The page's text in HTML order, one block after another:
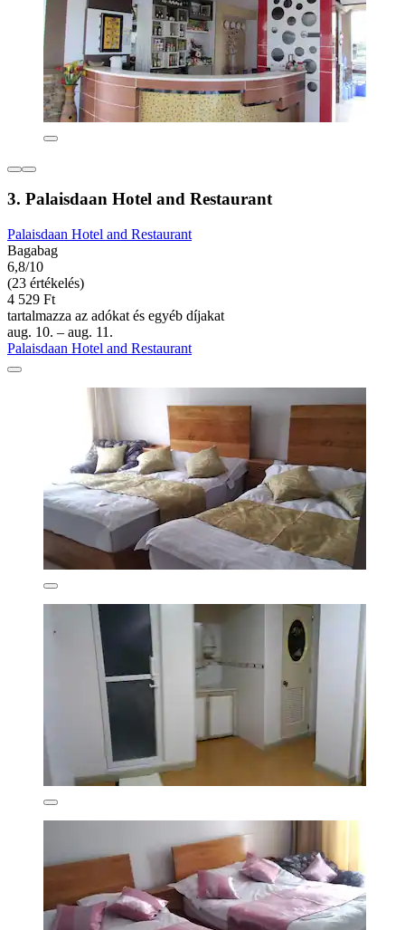
3. Palaisdaan Hotel and Restaurant
Palaisdaan Hotel and Restaurant
Bagabag
6,8/10
(23 értékelés)
4 529 Ft
tartalmazza az adókat és egyéb díjakat
aug. 10. – aug. 11.
Palaisdaan Hotel and Restaurant